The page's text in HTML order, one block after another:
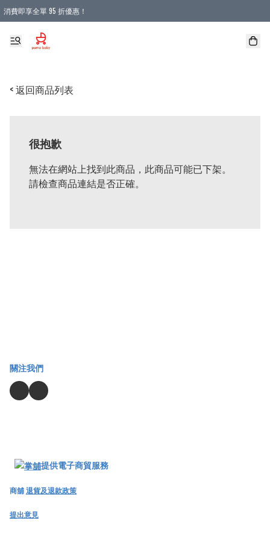
消費即享全單 95 折優惠！
購物滿 HKD 900.00即享免運費優惠！（適用於 本地送貨、本地取貨 )
< 返回商品列表
很抱歉
無法在網站上找到此商品，此商品可能已下架。
請檢查商品連結是否正確。
關注我們
提供電子商貿服務
商舖退貨及退款政策
提出意見